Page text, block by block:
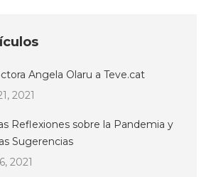
Angela Olaru a Teve.cat
2021
Reflexiones sobre la Pandemia y
Sugerencias
2021